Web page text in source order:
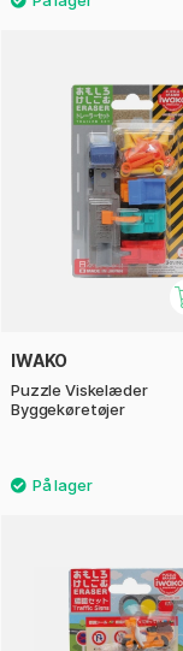
IWAKO
Puzzle Viskelæder
Byggekøretøjer